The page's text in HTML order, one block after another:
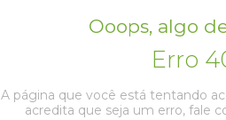
Ooops, algo
Erro
A página que você está tentando
acredita que seja um erro, fale